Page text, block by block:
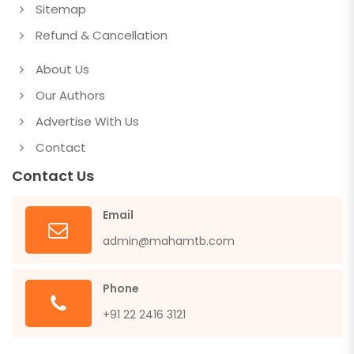
Sitemap
Refund & Cancellation
About Us
Our Authors
Advertise With Us
Contact
Contact Us
Email
admin@mahamtb.com
Phone
+91 22 2416 3121